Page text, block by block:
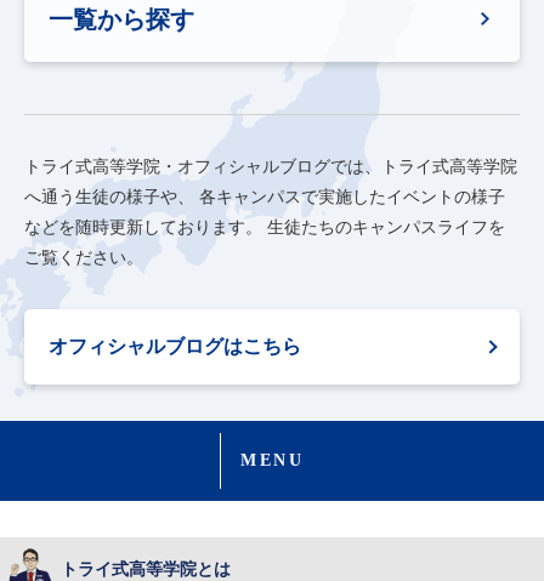
一覧から探す
トライ式高等学院・オフィシャルブログでは、トライ式高等学院
へ通う生徒の様子や、
各キャンパスで実施したイベントの様子
などを随時更新しております。
生徒たちのキャンパスライフを
ご覧ください。
オフィシャルブログはこちら
MENU
トライ式高等学院とは